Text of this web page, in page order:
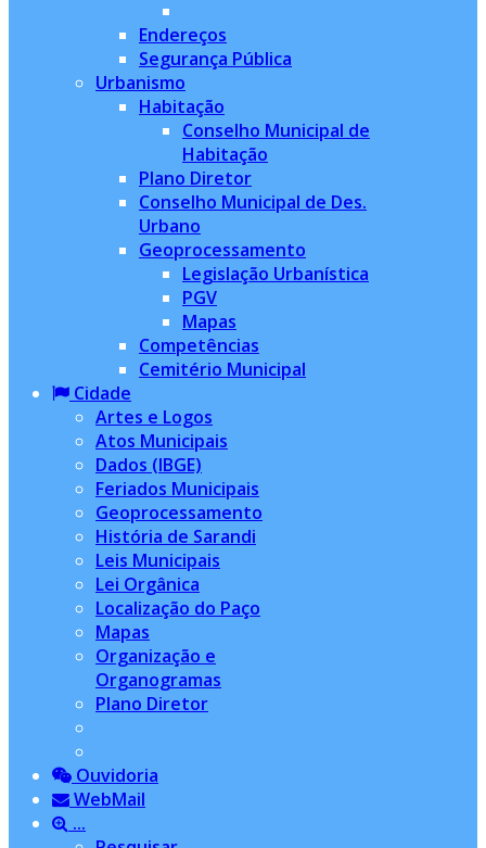
Endereços
Segurança Pública
Urbanismo
Habitação
Conselho Municipal de
Habitação
Plano Diretor
Conselho Municipal de Des.
Urbano
Geoprocessamento
Legislação Urbanística
PGV
Mapas
Competências
Cemitério Municipal
Cidade
Artes e Logos
Atos Municipais
Dados (IBGE)
Feriados Municipais
Geoprocessamento
História de Sarandi
Leis Municipais
Lei Orgânica
Localização do Paço
Mapas
Organização e
Organogramas
Plano Diretor
Ouvidoria
WebMail
...